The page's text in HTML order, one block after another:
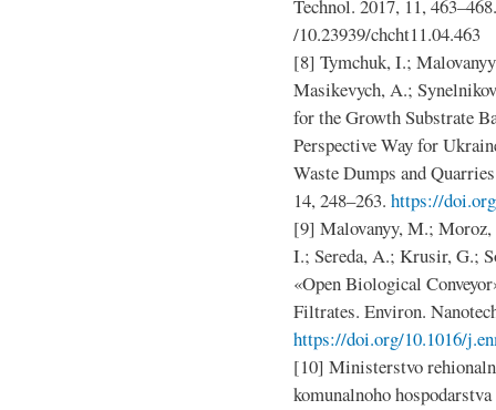
Technol. 2017, 11,
/10.23939/chcht11.04.463
[8] Tymchuk, I.;
Masikevych, A.;
for the Growth Substrate
Perspective Way for
Waste Dumps and
14, 248–263. https://
[9] Malovanyy, M.;
I.; Sereda, A.; Krusir, G.;
«Open Biological
Filtrates. Environ.
https://doi.org/10.1016/
[10] Ministerstvo
komunalnoho